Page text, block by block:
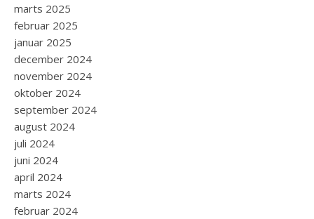
marts 2025
februar 2025
januar 2025
december 2024
november 2024
oktober 2024
september 2024
august 2024
juli 2024
juni 2024
april 2024
marts 2024
februar 2024